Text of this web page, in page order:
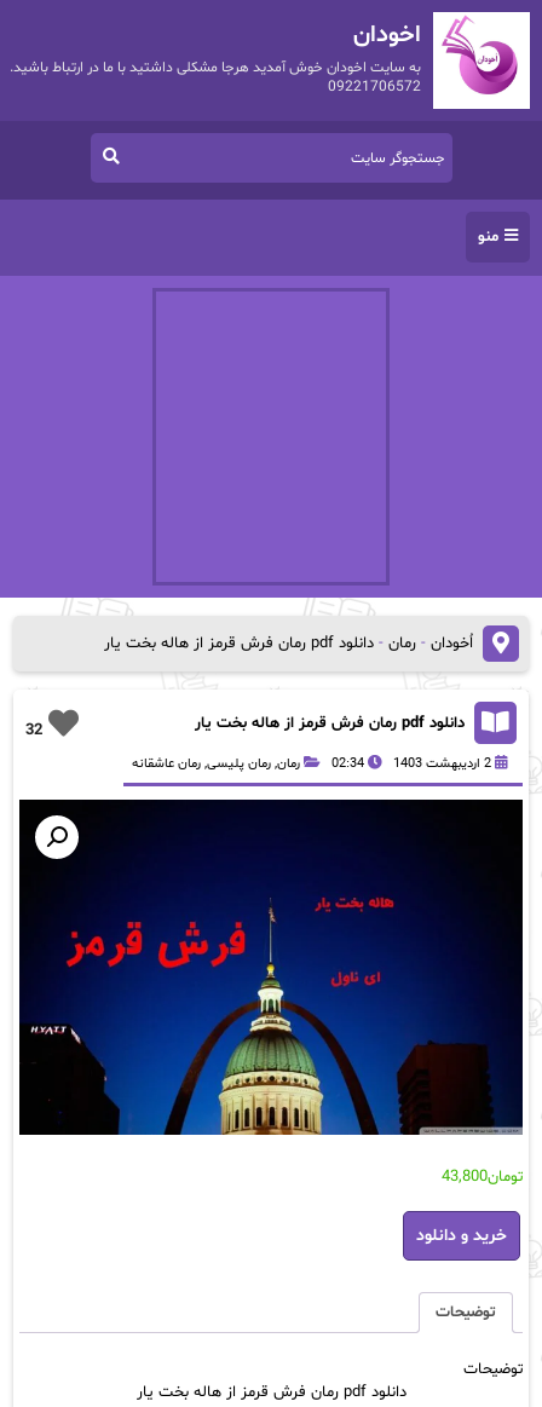
اخودان
به سایت اخودان خوش آمدید هرجا مشکلی داشتید با ما در ارتباط باشید.
09221706572
منو
اُخودان- رمان- دانلود pdf رمان فرش قرمز از هاله بخت یار
32 دانلود pdf رمان فرش قرمز از هاله بخت یار
2 اردیبهشت 1403 02:34 رمان, رمان پلیسی, رمان عاشقانه
تومان43,800
دانلود
pdf
رمان
از
بخت
خرید و دانلود
توضیحات
توضیحات
دانلود pdf رمان فرش قرمز از هاله بخت یار